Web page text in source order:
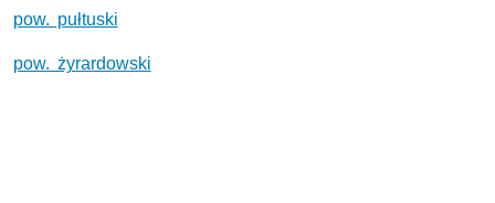
pow. pułtuski
pow. żyrardowski